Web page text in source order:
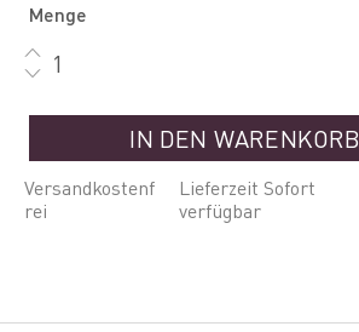
Menge
IN DEN WARENKORB
Versandkostenf
rei
Lieferzeit Sofort
verfügbar